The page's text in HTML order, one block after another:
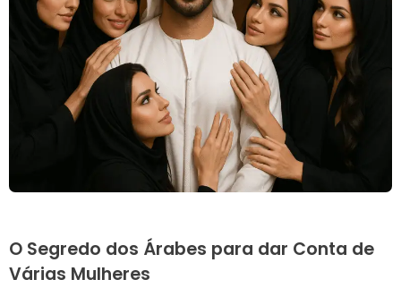
O Segredo dos Árabes para dar Conta de
Várias Mulheres